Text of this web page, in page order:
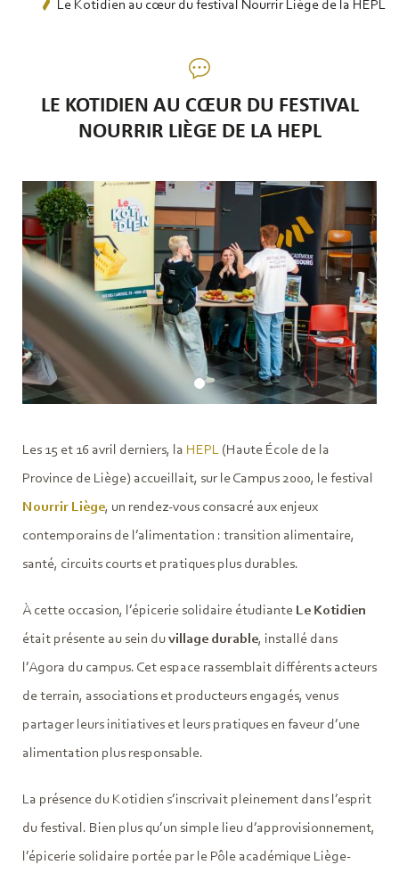
Le Kotidien au cœur du festival Nourrir Liège de la HEPL
LE KOTIDIEN AU CŒUR DU FESTIVAL
NOURRIR LIÈGE DE LA HEPL
Les 15 et 16 avril derniers, la HEPL (Haute École de la
Province de Liège) accueillait, sur le Campus 2000, le festival
Nourrir Liège, un rendez-vous consacré aux enjeux
contemporains de l’alimentation : transition alimentaire,
santé, circuits courts et pratiques plus durables.
À cette occasion, l’épicerie solidaire étudiante Le Kotidien
était présente au sein duvillage durable, installé dans
l’Agora du campus. Cet espace rassemblait différents acteurs
de terrain, associations et producteurs engagés, venus
partager leurs initiatives et leurs pratiques en faveur d’une
alimentation plus responsable.
La présence du Kotidien s’inscrivait pleinement dans l’esprit
du festival. Bien plus qu’un simple lieu d’approvisionnement,
l’épicerie solidaire portée par le Pôle académique Liège-